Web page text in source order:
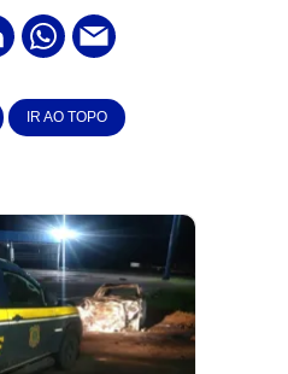
IR AO TOPO